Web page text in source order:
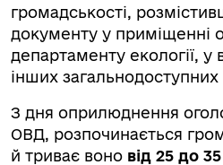
громадськості,
документу у приміщенні
департаменту екології, у
інших загальнодоступних
З дня оприлюднення
ОВД, розпочинається
й триває воно від 25 до